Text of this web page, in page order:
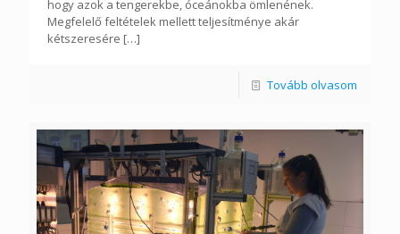
hogy azok a tengerekbe, óceánokba ömlenének.
Megfelelő feltételek mellett teljesítménye akár
kétszeresére […]
Tovább olvasom